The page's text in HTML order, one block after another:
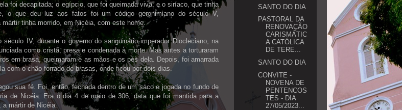
foi decapitada; o egípcio, que foi queimada viva; e o siríaco, que tinha
o que deu luz aos fatos foi um código geronimiano do século V,
tinha morrido, em Nicéia, com este nome.
IV, durante o governo do sanguinário imperador Diocleciano, na
como cristã, presa e condenada à morte. Mas antes a torturaram
em brasa, queimaram e as mãos e os pés dela. Depois, foi amarrada
com o chão forrado de brasas, onde ficou por dois dias.
sua fé. Foi, então, fechada dentro de um saco e jogada no fundo de
de Nicéia. Era o dia 4 de maio de 306, data que foi mantida para a
a mártir de Nicéia.
SANTO DO DIA
PASTORAL DA
RENOVAÇÃO
CARISMÁTIC
A CATÓLICA
DE TERE...
SANTO DO DIA
CONVITE -
NOVENA DE
PENTENCOS
TES - DIA
27/05/2023...